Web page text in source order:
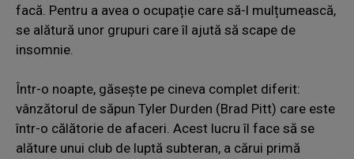
facă. Pentru a avea o ocupație care să-l mulțumească,
se alătură unor grupuri care îl ajută să scape de
insomnie.
Într-o noapte, găsește pe cineva complet diferit:
vânzătorul de săpun Tyler Durden (Brad Pitt) care este
într-o călătorie de afaceri. Acest lucru îl face să se
alăture unui club de luptă subteran, a cărui primă